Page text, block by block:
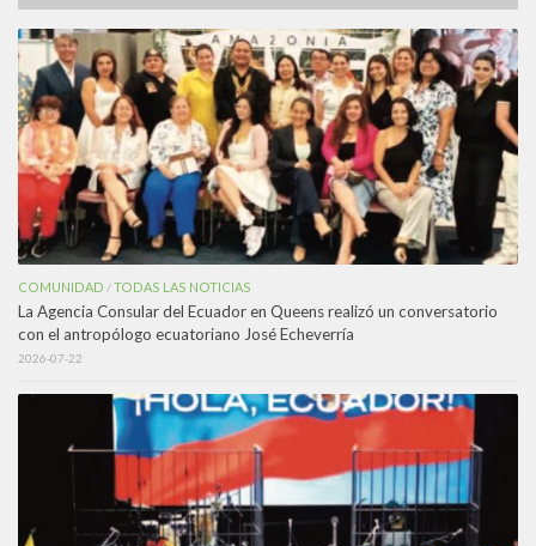
COMUNIDAD /TODAS LAS NOTICIAS
La Agencia Consular del Ecuador en Queens realizó un conversatorio
con el antropólogo ecuatoriano José Echeverría
2026-07-22